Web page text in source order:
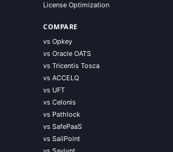
License Optimization
COMPARE
vs Opkey
vs Oracle OATS
vs Tricentis Tosca
vs ACCELQ
vs UFT
vs Celonis
vs Pathlock
vs SafePaaS
vs SailPoint